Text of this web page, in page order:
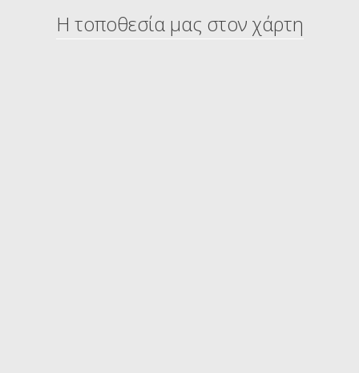
Η τοποθεσία μας στον χάρτη